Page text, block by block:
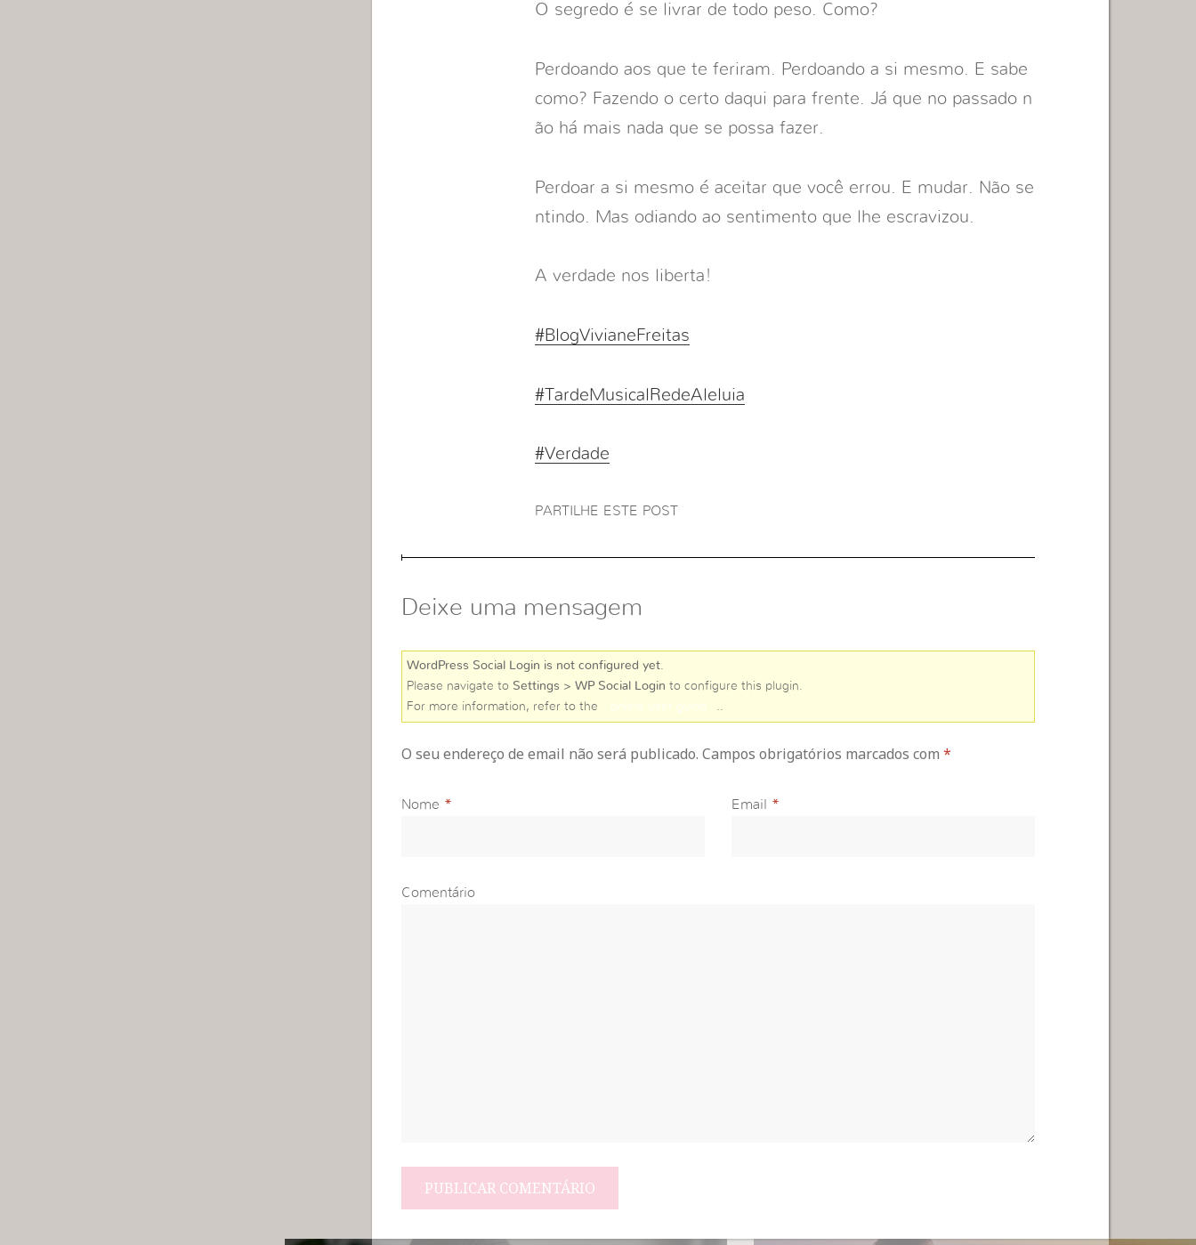
O segredo é se livrar de todo peso. Como?
Perdoando aos que te feriram. Perdoando a si mesmo. E sabe
como? Fazendo o certo daqui para frente. Já que no passado n
ão há mais nada que se possa fazer.
Perdoar a si mesmo é aceitar que você errou. E mudar. Não se
ntindo. Mas odiando ao sentimento que lhe escravizou.
A verdade nos liberta!
#BlogVivianeFreitas
#TardeMusicalRedeAleluia
#Verdade
PARTILHE ESTE POST
Deixe uma mensagem
WordPress Social Login is not configured yet.
Please navigate to Settings > WP Social Login to configure this plugin.
For more information, refer to the
online user guide
O seu endereço de email não será publicado. Campos obrigatórios marcados com *
Nome * Email *
Comentário